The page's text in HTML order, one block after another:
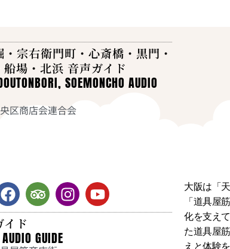
宗右衛門町・心斎橋・黒門・
船場・北浜 音声ガイド
SOEMONCHO AUDIO
区商店会連合会
ド
GUIDE
大阪は「
「道具屋
化を支え
た道具屋
えと体験